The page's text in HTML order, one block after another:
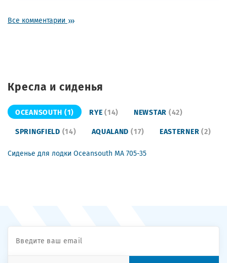
Все комментарии
Кресла и сиденья
OCEANSOUTH (1) RYE(14) NEWSTAR (42)
SPRINGFIELD (14) AQUALAND (17) EASTERNER(2)
Сиденье для лодки Oceansouth MA 705-35